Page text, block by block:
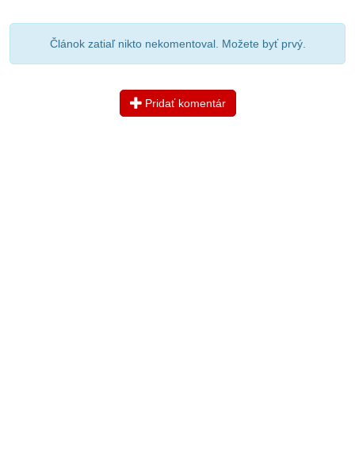
Článok zatiaľ nikto nekomentoval. Možete byť prvý.
Pridať komentár